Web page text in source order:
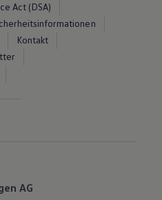
Act (DSA)
Kontakt
AG